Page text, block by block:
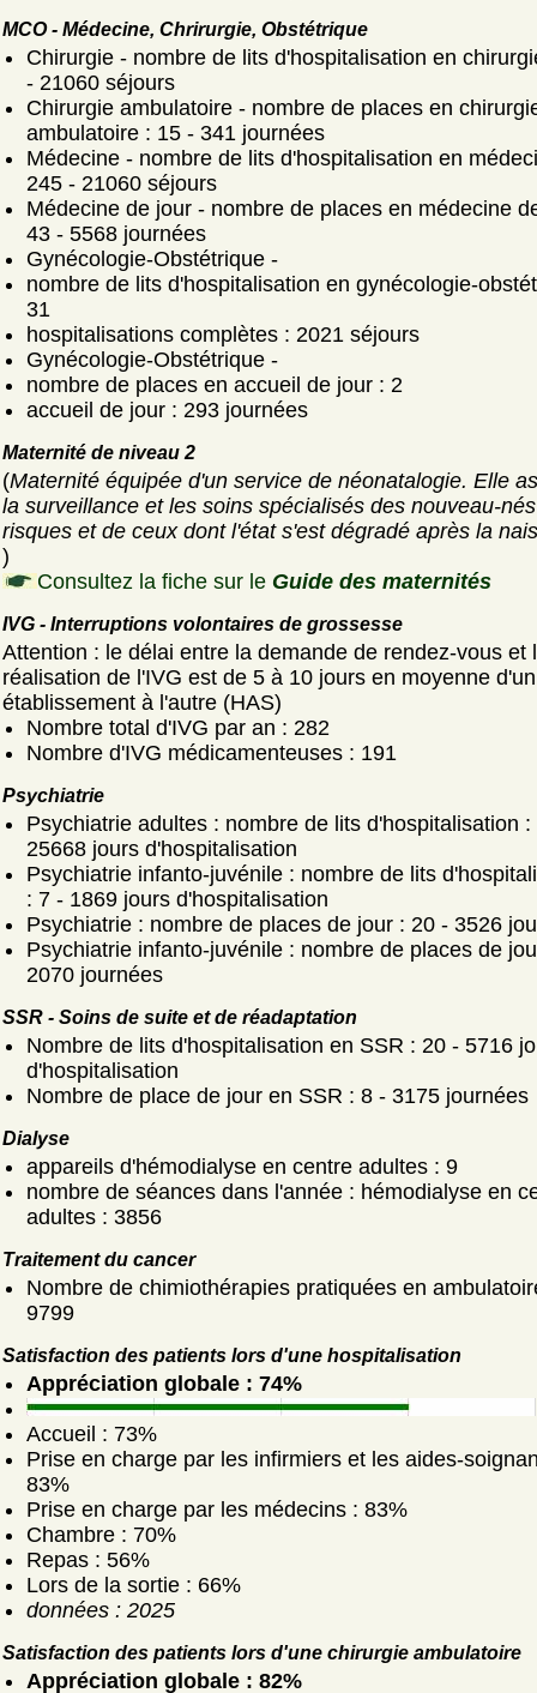
MCO - Médecine, Chrirurgie, Obstétrique
Chirurgie - nombre de lits d'hospitalisation en
- 21060 séjours
Chirurgie ambulatoire - nombre de places en
ambulatoire : 15 - 341 journées
Médecine - nombre de lits d'hospitalisation en
245 - 21060 séjours
Médecine de jour - nombre de places en médecine
43 - 5568 journées
Gynécologie-Obstétrique -
nombre de lits d'hospitalisation en gynécologie-
31
hospitalisations complètes : 2021 séjours
Gynécologie-Obstétrique -
nombre de places en accueil de jour : 2
accueil de jour : 293 journées
Maternité de niveau 2
(Maternité équipée d'un service de néonatalogie. Elle
la surveillance et les soins spécialisés des nouveau-
risques et de ceux dont l'état s'est dégradé après la
)
Consultez la fiche sur le Guide des maternités
IVG - Interruptions volontaires de grossesse
Attention : le délai entre la demande de rendez-vous et
réalisation de l'IVG est de 5 à 10 jours en moyenne d'un
établissement à l'autre (HAS)
Nombre total d'IVG par an : 282
Nombre d'IVG médicamenteuses : 191
Psychiatrie
Psychiatrie adultes : nombre de lits d'hospitalisation :
25668 jours d'hospitalisation
Psychiatrie infanto-juvénile : nombre de lits
: 7 - 1869 jours d'hospitalisation
Psychiatrie : nombre de places de jour : 20 - 3526
Psychiatrie infanto-juvénile : nombre de places de
2070 journées
SSR - Soins de suite et de réadaptation
Nombre de lits d'hospitalisation en SSR : 20 - 5716
d'hospitalisation
Nombre de place de jour en SSR : 8 - 3175 journées
Dialyse
appareils d'hémodialyse en centre adultes : 9
nombre de séances dans l'année : hémodialyse en
adultes : 3856
Traitement du cancer
Nombre de chimiothérapies pratiquées en
9799
Satisfaction des patients lors d'une hospitalisation
Appréciation globale : 74%
Accueil : 73%
Prise en charge par les infirmiers et les aides-
83%
Prise en charge par les médecins : 83%
Chambre : 70%
Repas : 56%
Lors de la sortie : 66%
données : 2025
Satisfaction des patients lors d'une chirurgie ambulatoire
Appréciation globale : 82%